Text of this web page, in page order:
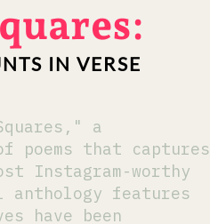
IN VERSE
a
that captures
Instagram-worthy
anthology features
have been